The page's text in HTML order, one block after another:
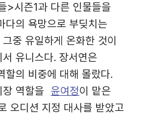
>시즌1과 다른 인물들을
다의 욕망으로 부딪치는
중 유일하게 온화한 것이
유니스다. 장서연은
할의 비중에 대해 몰랐다.
역할을 윤여정이 맡은
오디션 지정 대사를 받았고